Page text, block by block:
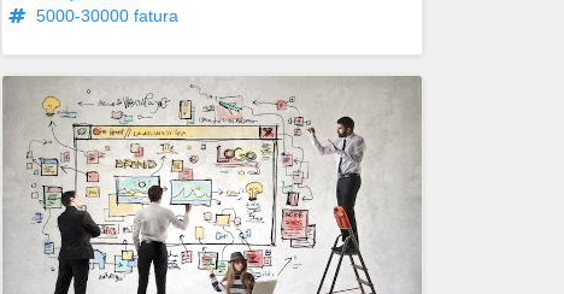
5000-30000 fatura